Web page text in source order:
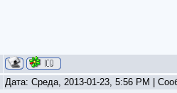
Дата: Среда, 2013-01-23, 5:56 PM |